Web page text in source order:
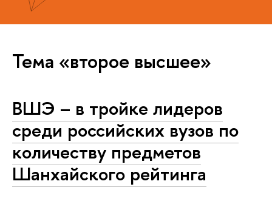
Тема «второе высшее»
ВШЭ – в тройке лидеров
среди российских вузов по
количеству предметов
Шанхайского рейтинга